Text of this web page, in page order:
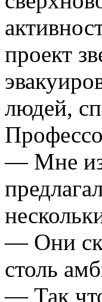
проект
людей,
— Мне
— Они
столь
— Так